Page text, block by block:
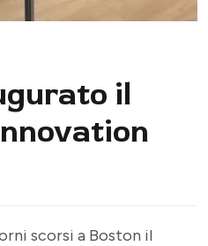
il
scorsi a Boston il